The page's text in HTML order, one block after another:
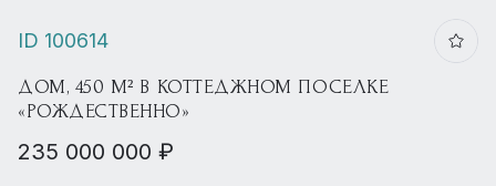
ID 100614
ДОМ, 450 М² В КОТТЕДЖНОМ ПОСЕЛКЕ
«РОЖДЕСТВЕННО»
235 000 000 ₽